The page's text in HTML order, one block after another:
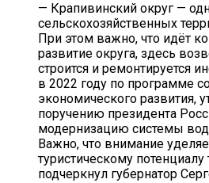
— Крапивинский округ —
сельскохозяйственных
При этом важно, что идёт
развитие округа, здесь
строится и ремонтируется
в 2022 году по программе
экономического развития,
поручению президента
модернизацию системы
Важно, что внимание
туристическому потенциалу
подчеркнул губернатор